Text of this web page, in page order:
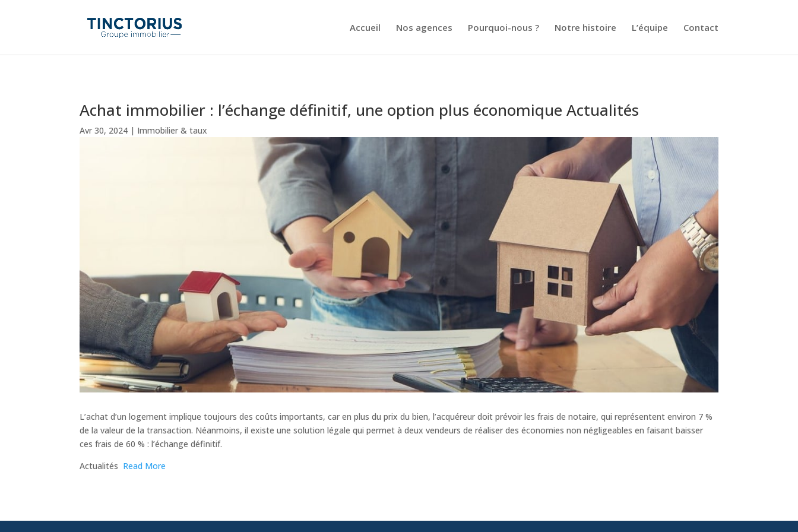
Accueil Nos agences Pourquoi-nous ? Notre histoire L’équipe Contact
Achat immobilier : l’échange définitif, une option plus économique Actualités
Avr 30, 2024 | Immobilier & taux
L’achat d’un logement implique toujours des coûts importants, car en plus du prix du bien, l’acquéreur doit prévoir les frais de notaire, qui représentent environ 7 %
de la valeur de la transaction. Néanmoins, il existe une solution légale qui permet à deux vendeurs de réaliser des économies non négligeables en faisant baisser
ces frais de 60 % : l’échange définitif.
​Actualités Read More